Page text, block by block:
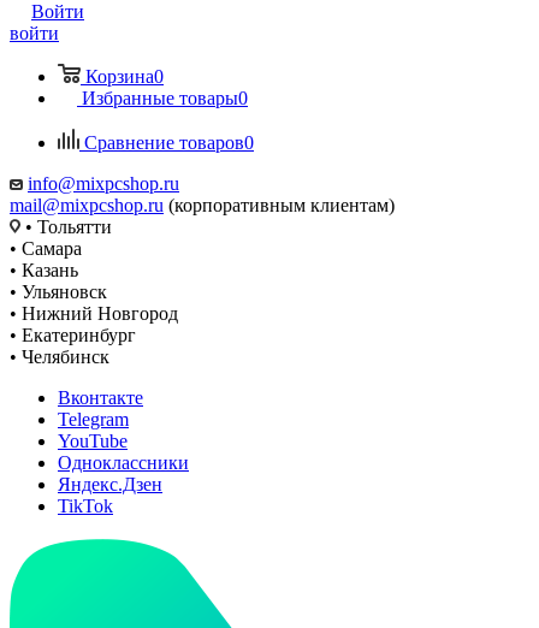
Войти
войти
Корзина0
Избранные товары0
Сравнение товаров0
info@mixpcshop.ru
mail@mixpcshop.ru (корпоративным клиентам)
• Тольятти
• Самара
• Казань
• Ульяновск
• Нижний Новгород
• Екатеринбург
• Челябинск
Вконтакте
Telegram
YouTube
Одноклассники
Яндекс.Дзен
TikTok